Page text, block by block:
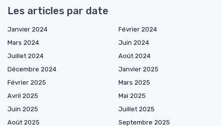
Les articles par date
Janvier 2024
Février 2024
Mars 2024
Juin 2024
Juillet 2024
Août 2024
Décembre 2024
Janvier 2025
Février 2025
Mars 2025
Avril 2025
Mai 2025
Juin 2025
Juillet 2025
Août 2025
Septembre 2025